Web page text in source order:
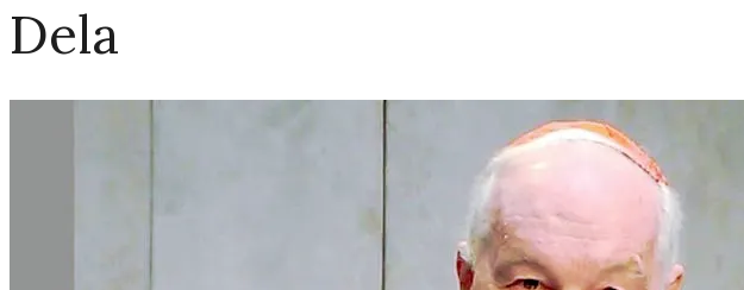
Dela